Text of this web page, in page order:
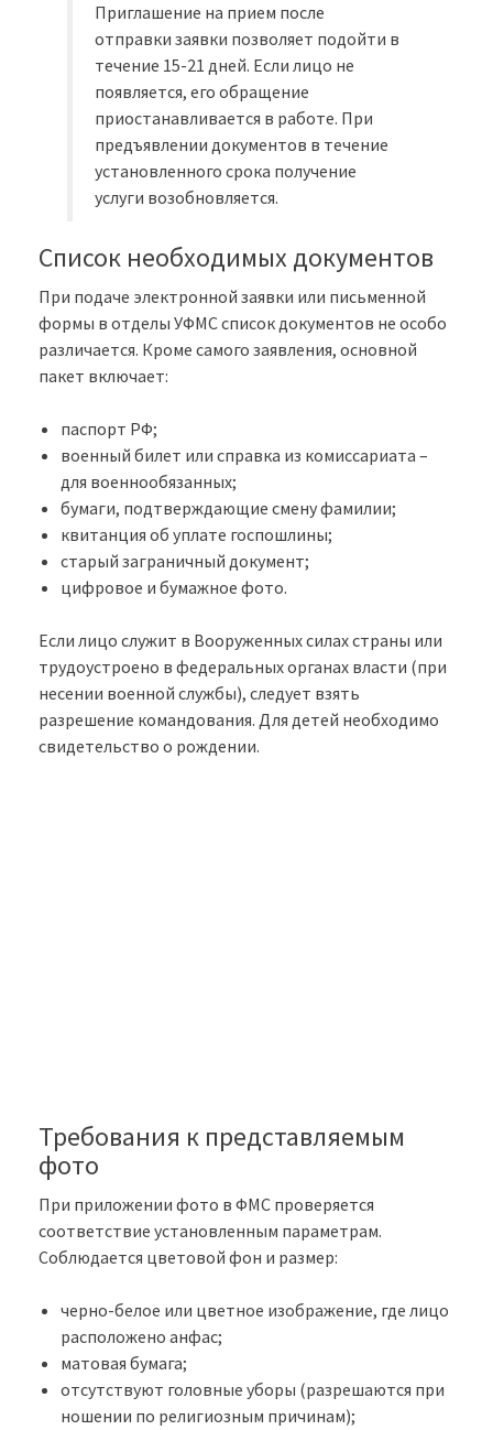
Приглашение на прием после
отправки заявки позволяет подойти в
течение 15-21 дней. Если лицо не
появляется, его обращение
приостанавливается в работе. При
предъявлении документов в течение
установленного срока получение
услуги возобновляется.
Список необходимых документов
При подаче электронной заявки или письменной
формы в отделы УФМС список документов не особо
различается. Кроме самого заявления, основной
пакет включает:
паспорт РФ;
военный билет или справка из комиссариата –
для военнообязанных;
бумаги, подтверждающие смену фамилии;
квитанция об уплате госпошлины;
старый заграничный документ;
цифровое и бумажное фото.
Если лицо служит в Вооруженных силах страны или
трудоустроено в федеральных органах власти (при
несении военной службы), следует взять
разрешение командования. Для детей необходимо
свидетельство о рождении.
Требования к представляемым
фото
При приложении фото в ФМС проверяется
соответствие установленным параметрам.
Соблюдается цветовой фон и размер:
черно-белое или цветное изображение, где лицо
расположено анфас;
матовая бумага;
отсутствуют головные уборы (разрешаются при
ношении по религиозным причинам);